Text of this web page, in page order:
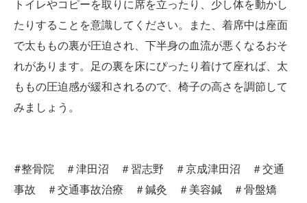
トイレやコピーを取りに席を立ったり、少し体を動かし
たりすることを意識してください。また、着席中は座面
で太ももの裏が圧迫され、下半身の血流が悪くなるおそ
れがあります。足の裏を床にぴったり着けて座れば、太
ももの圧迫感が緩和されるので、椅子の高さを調節して
みましょう。
#整骨院 ＃津田沼 ＃習志野 ＃京成津田沼 ＃交通
事故 ＃交通事故治療 ＃鍼灸 ＃美容鍼 ＃骨盤矯